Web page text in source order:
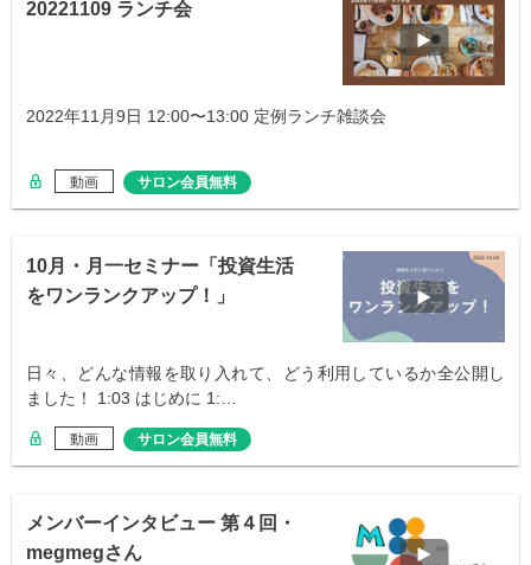
20221109 ランチ会
2022年11月9日 12:00〜13:00 定例ランチ雑談会
動画 サロン会員無料
10月・月一セミナー「投資生活
をワンランクアップ！」
日々、どんな情報を取り入れて、どう利用しているか全公開し
ました！ 1:03 はじめに 1:…
動画 サロン会員無料
メンバーインタビュー 第４回・
megmegさん